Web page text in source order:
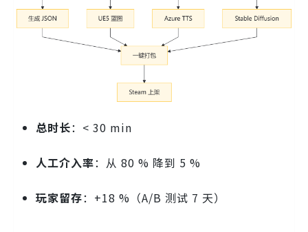
总时长：< 30 min
人工介入率：从 80 % 降到 5 %
玩家留存：+18 %（A/B 测试 7 天）